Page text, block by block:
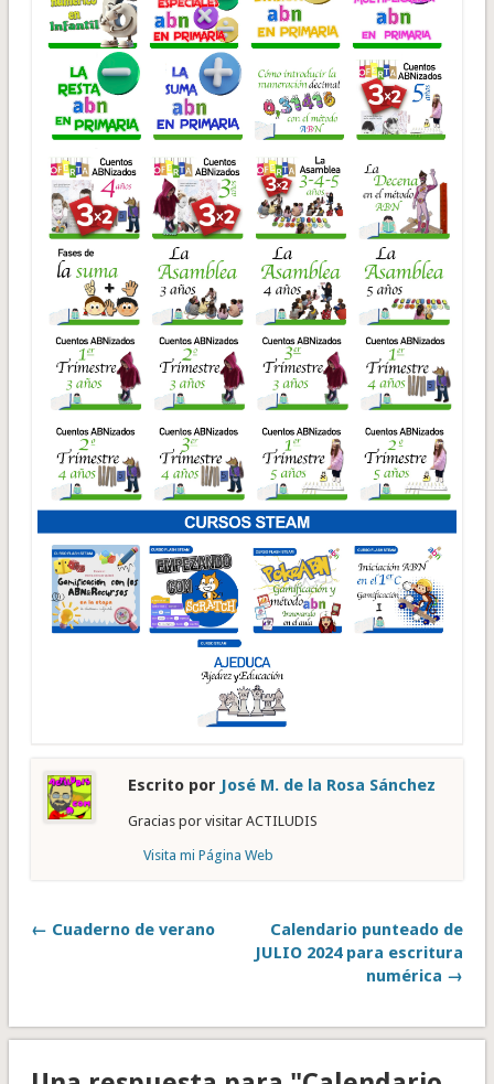
Escrito por José M. de la Rosa Sánchez
Gracias por visitar ACTILUDIS
Visita mi Página Web
← Cuaderno de verano
Calendario punteado de
JULIO 2024 para escritura
numérica →